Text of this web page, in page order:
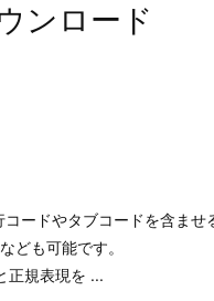
ンロード
ードやタブコードを含ませ
ども可能です。
正規表現を ...